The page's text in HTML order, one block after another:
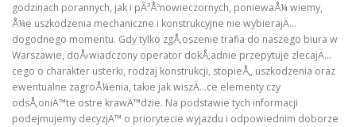
godzinach porannych, jak i pÃ³Åºnowieczornych, poniewaÅ¼ wiemy,
Å¼e uszkodzenia mechaniczne i konstrukcyjne nie wybierajÄ…
dogodnego momentu. Gdy tylko zgÅ‚oszenie trafia do naszego biura w
Warszawie, doÅ›wiadczony operator dokÅ‚adnie przepytuje zlecajÄ…
cego o charakter usterki, rodzaj konstrukcji, stopieÅ„ uszkodzenia oraz
ewentualne zagroÅ¼enia, takie jak wiszÄ…ce elementy czy
odsÅ‚oniÄ™te ostre krawÄ™dzie. Na podstawie tych informacji
podejmujemy decyzjÄ™ o priorytecie wyjazdu i odpowiednim doborze